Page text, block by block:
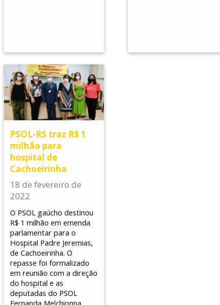
PSOL-RS traz R$ 1
milhão para
hospital de
Cachoeirinha
18 de fevereiro de
2022
O PSOL gaúcho destinou
R$ 1 milhão em emenda
parlamentar para o
Hospital Padre Jeremias,
de Cachoeirinha. O
repasse foi formalizado
em reunião com a direção
do hospital e as
deputadas do PSOL